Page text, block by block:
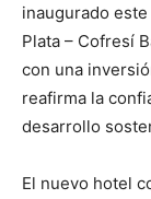
inaugurado
Plata – Cofresí
con una
reafirma la
desarrollo
El nuevo hotel